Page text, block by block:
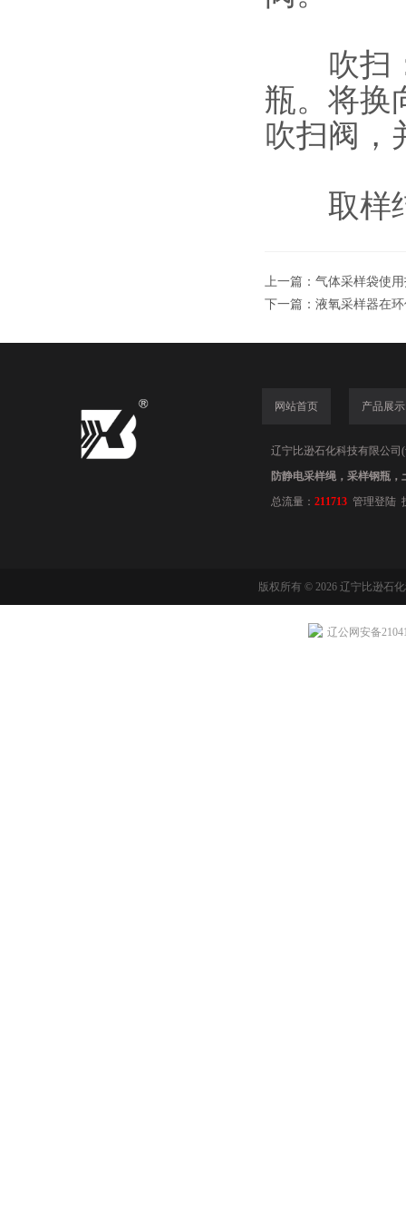
吹扫：
瓶。将换
吹扫阀，
取样结
上一篇： 气体采样袋使
下一篇： 液氧采样器在
网站首页 产品展示
辽宁比逊石化科技有限公司
防静电采样绳，采样钢瓶
总流量： 211713 管理登陆
版权所有 © 2026 辽宁比逊石
辽公网安备